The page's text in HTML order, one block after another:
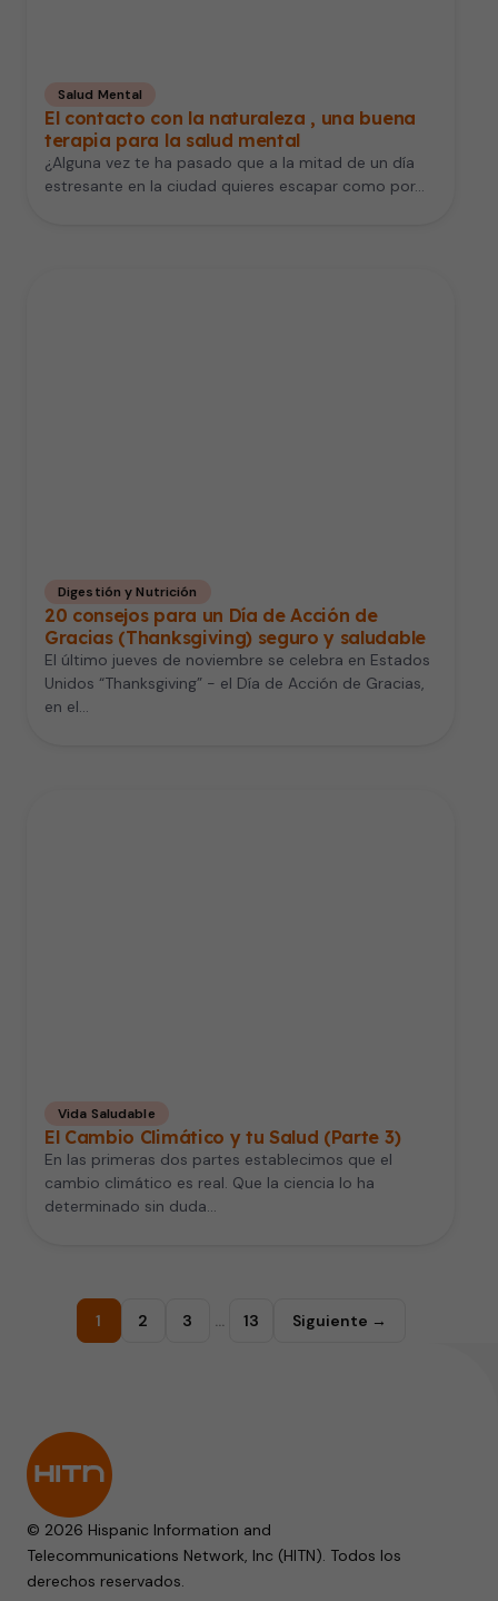
Salud Mental
El contacto con la naturaleza , una buena
terapia para la salud mental
¿Alguna vez te ha pasado que a la mitad de un día
estresante en la ciudad quieres escapar como por…
Digestión y Nutrición
20 consejos para un Día de Acción de
Gracias (Thanksgiving) seguro y saludable
El último jueves de noviembre se celebra en Estados
Unidos “Thanksgiving” - el Día de Acción de Gracias,
en el…
Vida Saludable
El Cambio Climático y tu Salud (Parte 3)
En las primeras dos partes establecimos que el
cambio climático es real. Que la ciencia lo ha
determinado sin duda…
1 2 3 … 13 Siguiente →
© 2026 Hispanic Information and
Telecommunications Network, Inc (HITN). Todos los
derechos reservados.